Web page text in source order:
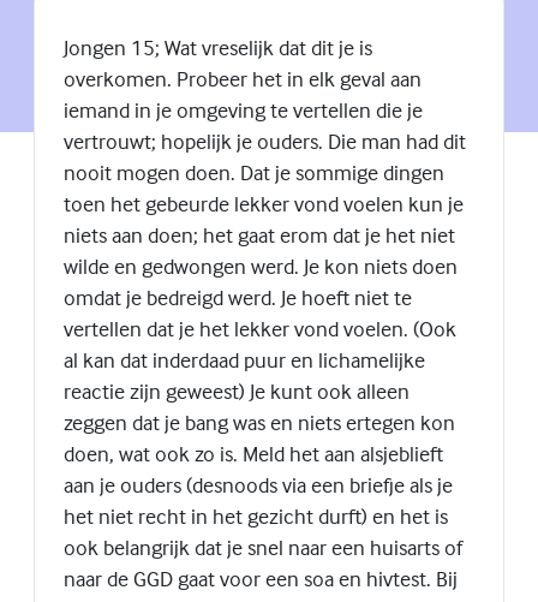
Jongen 15; Wat vreselijk dat dit je is
overkomen. Probeer het in elk geval aan
iemand in je omgeving te vertellen die je
vertrouwt; hopelijk je ouders. Die man had dit
nooit mogen doen. Dat je sommige dingen
toen het gebeurde lekker vond voelen kun je
niets aan doen; het gaat erom dat je het niet
wilde en gedwongen werd. Je kon niets doen
omdat je bedreigd werd. Je hoeft niet te
vertellen dat je het lekker vond voelen. (Ook
al kan dat inderdaad puur en lichamelijke
reactie zijn geweest) Je kunt ook alleen
zeggen dat je bang was en niets ertegen kon
doen, wat ook zo is. Meld het aan alsjeblieft
aan je ouders (desnoods via een briefje als je
het niet recht in het gezicht durft) en het is
ook belangrijk dat je snel naar een huisarts of
naar de GGD gaat voor een soa en hivtest. Bij